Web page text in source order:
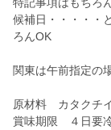
候補日・・・・・
ろんOK
関東は午前指定の
原材料 カタクチ
賞味期限 ４日要